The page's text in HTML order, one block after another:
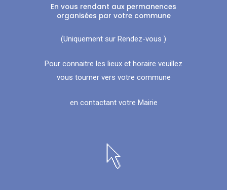
En vous rendant aux permanences
organisées par votre commune
(Uniquement sur Rendez-vous )
Pour connaitre les lieux et horaire veuillez
vous tourner vers votre commune
en contactant votre Mairie